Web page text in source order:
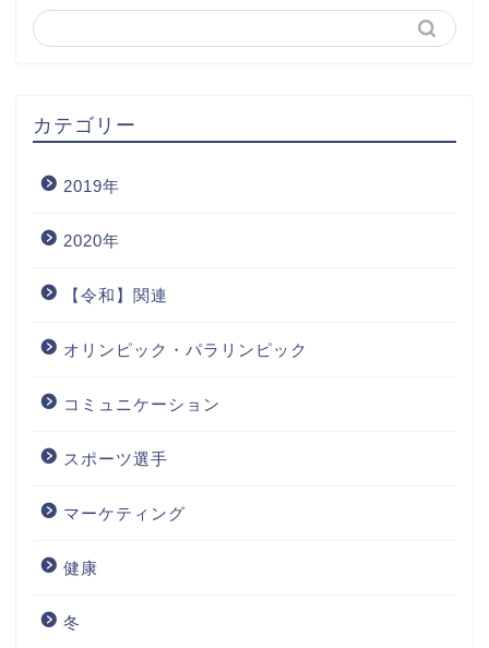
カテゴリー
2019年
2020年
【令和】関連
オリンピック・パラリンピック
コミュニケーション
スポーツ選手
マーケティング
健康
冬